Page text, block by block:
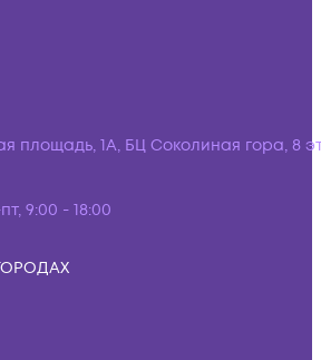
площадь, 1А, БЦ Соколиная гора, 8
9:00 - 18:00